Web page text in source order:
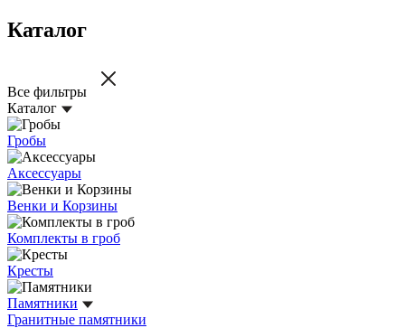
Каталог
Все фильтры
Каталог
Гробы
Аксессуары
Венки и Корзины
Комплекты в гроб
Кресты
Памятники
Гранитные памятники